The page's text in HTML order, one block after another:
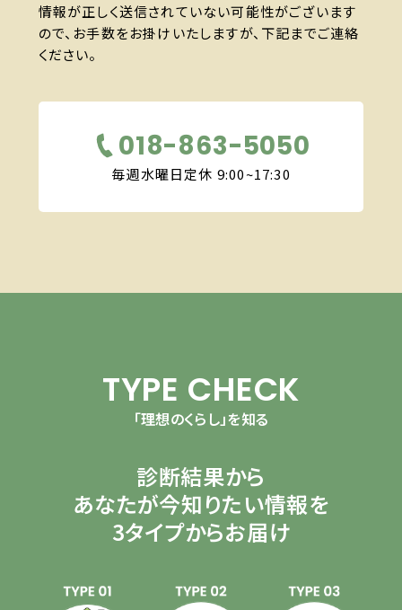
情報が正しく送信されていない可能性がございます
ので、お手数をお掛けいたしますが、下記までご連絡
ください。
018-863-5050
毎週水曜日定休 9:00~17:30
TYPE CHECK
「理想のくらし」を知る
診断結果から
あなたが今知りたい情報を
3タイプからお届け